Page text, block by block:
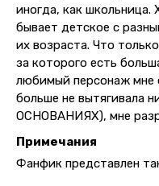
иногда, как школьница.
бывает детское с
их возраста. Что
за которого есть
любимый персонаж мне
больше не вытягивала
ОСНОВАНИЯХ), мне
Примечания
Фанфик представлен